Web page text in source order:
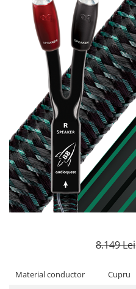
8.149 Lei
Material conductor
Cupru